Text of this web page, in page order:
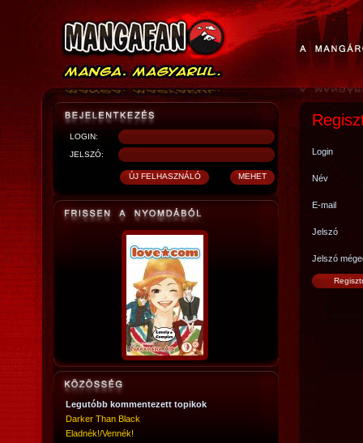
LOGIN:
JELSZÓ:
Legutóbb kommentezett topikok
Darker Than Black
Eladnék!/Vennék!
Login
Név
E-mail
Jelszó
Jelszó